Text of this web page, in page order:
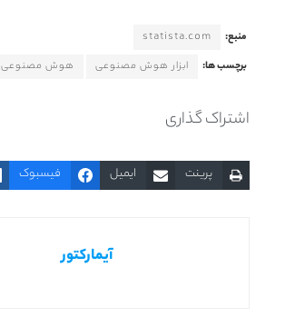
منبع:
statista.com
برچسب ها:
ابزار هوش مصنوعی هوش مصنوعی
اشتراک گذاری
پرینت ایمیل فیسبوک
آیمارکتور